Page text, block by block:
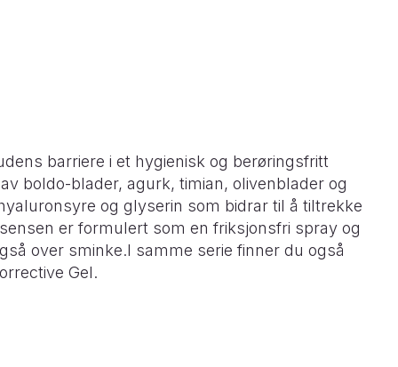
barriere i et hygienisk og berøringsfritt
boldo-blader, agurk, timian, olivenblader og
og glyserin som bidrar til å tiltrekke
er formulert som en friksjonsfri spray og
over sminke.I samme serie finner du også
Gel.